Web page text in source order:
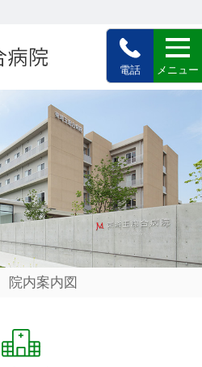
電話 メニュー
院内案内図